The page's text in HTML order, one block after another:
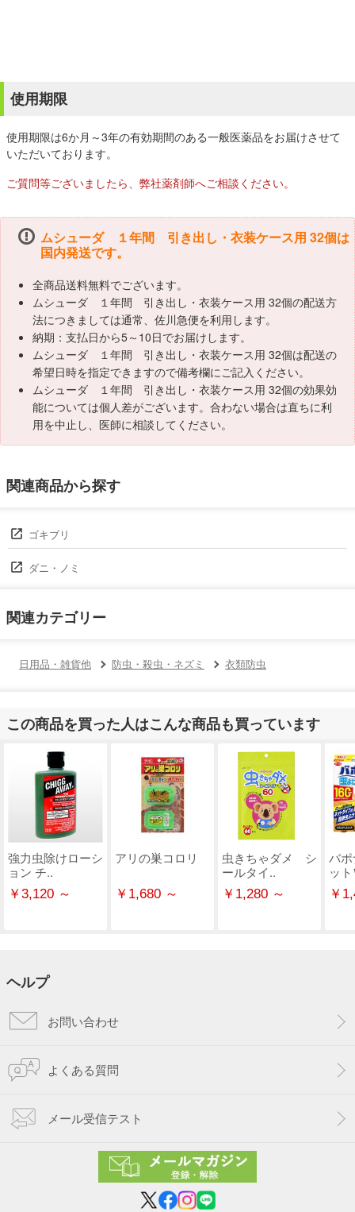
使用期限
使用期限は6か月～3年の有効期間のある一般医薬品をお届けさせて
いただいております。
ご質問等ございましたら、弊社薬剤師へご相談ください。
ムシューダ １年間 引き出し・衣装ケース用 32個は
国内発送です。
全商品送料無料でございます。
ムシューダ １年間 引き出し・衣装ケース用 32個の配送方
法につきましては通常、佐川急便を利用します。
納期：支払日から5～10日でお届けします。
ムシューダ １年間 引き出し・衣装ケース用 32個は配送の
希望日時を指定できますので備考欄にご記入ください。
ムシューダ １年間 引き出し・衣装ケース用 32個の効果効
能については個人差がございます。合わない場合は直ちに利
用を中止し、医師に相談してください。
関連商品から探す
ゴキブリ
ダニ・ノミ
関連カテゴリー
日用品・雑貨他 防虫・殺虫・ネズミ 衣類防虫
この商品を買った人はこんな商品も買っています
強力虫除けローシ
ョン チ..
￥3,120 ～
アリの巣コロリ
￥1,680 ～
虫きちゃダメ シ
ールタイ..
￥1,280 ～
バ
ッ
￥
ヘルプ
お問い合わせ
よくある質問
メール受信テスト